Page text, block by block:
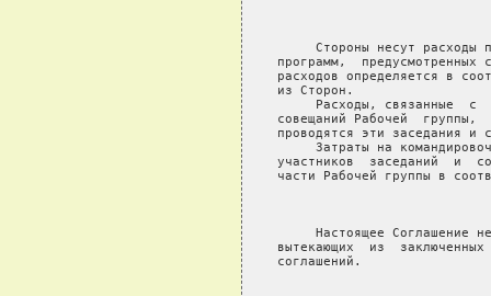
Стороны несут расходы
программ,  предусмотренных
расходов определяется в
из Сторон.
Расходы, связанные  с
совещаний Рабочей
проводятся эти заседания и
Затраты на
участников  заседаний  и
части Рабочей группы в
Настоящее Соглашение
вытекающих  из
соглашений.